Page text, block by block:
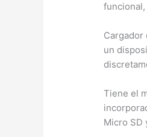
Cargador
un
Tiene el
Micro SD